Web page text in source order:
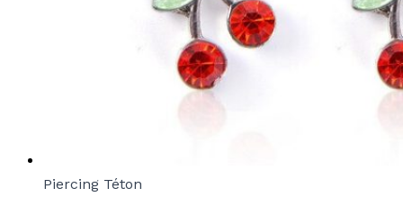
Piercing Téton